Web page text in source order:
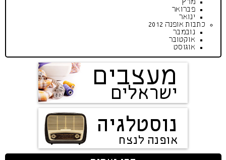
מרץ
פברואר
ינואר
כתבות אופנה 2012
נובמבר
אוקטובר
אוגוסט
מעצבים
ישראלים
נוסטלגיה
אופנה לנצח